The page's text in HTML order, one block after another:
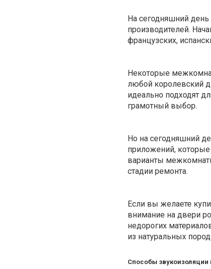
На сегодняшний
производителей.
французских,
Некоторые
любой королевский
идеально подходят
грамотный выбор.
Но на сегодняшний
приложений,
варианты
стадии ремонта.
Если вы желаете
внимание на двери
недорогих
из натуральных
Способы